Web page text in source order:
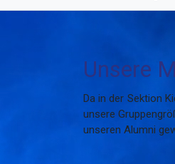
Unsere
Da in der Sektion
unsere
unseren Alumni